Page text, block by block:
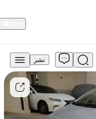
نشر